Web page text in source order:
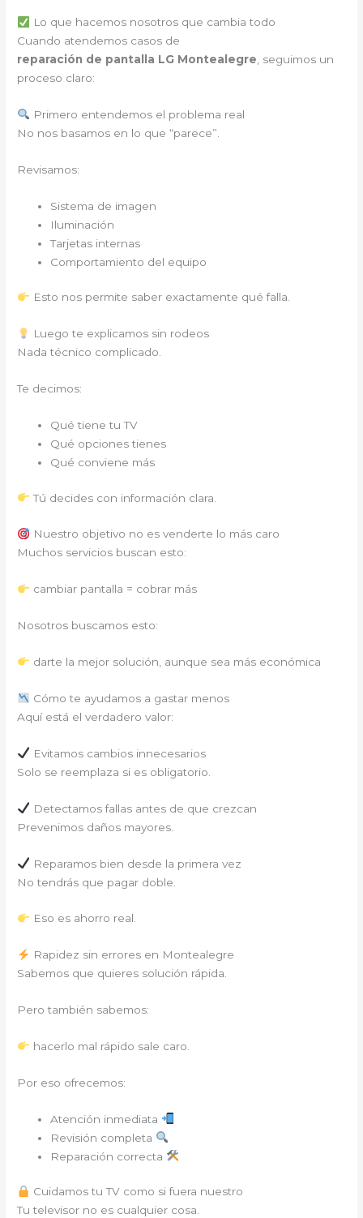
Lo que hacemos nosotros que cambia todo
Cuando atendemos casos de
reparación de pantalla LG Montealegre, seguimos un
proceso claro:
Primero entendemos el problema real
No nos basamos en lo que “parece”.
Revisamos:
Sistema de imagen
Iluminación
Tarjetas internas
Comportamiento del equipo
Esto nos permite saber exactamente qué falla.
Luego te explicamos sin rodeos
Nada técnico complicado.
Te decimos:
Qué tiene tu TV
Qué opciones tienes
Qué conviene más
Tú decides con información clara.
Nuestro objetivo no es venderte lo más caro
Muchos servicios buscan esto:
cambiar pantalla = cobrar más
Nosotros buscamos esto:
darte la mejor solución, aunque sea más económica
Cómo te ayudamos a gastar menos
Aquí está el verdadero valor:
Evitamos cambios innecesarios
Solo se reemplaza si es obligatorio.
Detectamos fallas antes de que crezcan
Prevenimos daños mayores.
Reparamos bien desde la primera vez
No tendrás que pagar doble.
Eso es ahorro real.
Rapidez sin errores en Montealegre
Sabemos que quieres solución rápida.
Pero también sabemos:
hacerlo mal rápido sale caro.
Por eso ofrecemos:
Atención inmediata
Revisión completa
Reparación correcta
Cuidamos tu TV como si fuera nuestro
Tu televisor no es cualquier cosa.